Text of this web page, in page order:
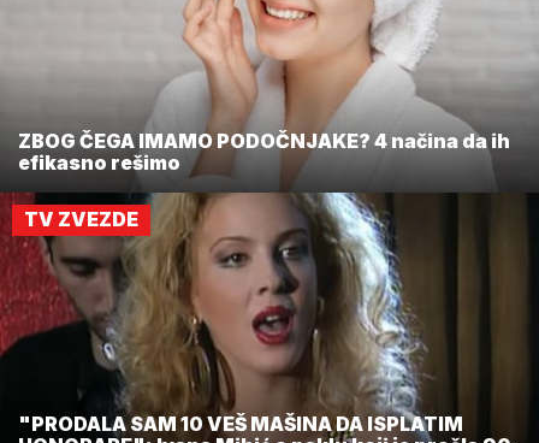
ZBOG ČEGA IMAMO PODOČNJAKE? 4 načina da ih
efikasno rešimo
TV ZVEZDE
"PRODALA SAM 10 VEŠ MAŠINA DA ISPLATIM